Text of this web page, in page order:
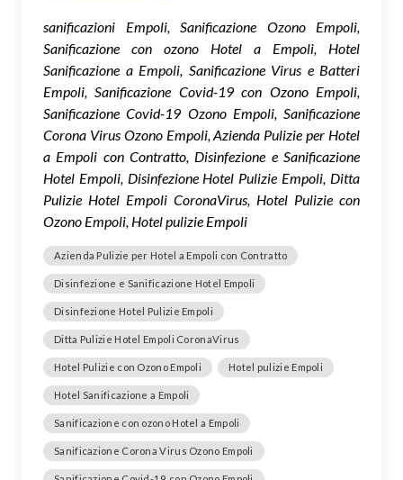
sanificazioni Empoli, Sanificazione Ozono Empoli,
Sanificazione con ozono Hotel a Empoli, Hotel
Sanificazione a Empoli, Sanificazione Virus e Batteri
Empoli, Sanificazione Covid-19 con Ozono Empoli,
Sanificazione Covid-19 Ozono Empoli, Sanificazione
Corona Virus Ozono Empoli, Azienda Pulizie per Hotel
a Empoli con Contratto, Disinfezione e Sanificazione
Hotel Empoli, Disinfezione Hotel Pulizie Empoli, Ditta
Pulizie Hotel Empoli CoronaVirus, Hotel Pulizie con
Ozono Empoli, Hotel pulizie Empoli
Azienda Pulizie per Hotel a Empoli con Contratto
Disinfezione e Sanificazione Hotel Empoli
Disinfezione Hotel Pulizie Empoli
Ditta Pulizie Hotel Empoli CoronaVirus
Hotel Pulizie con Ozono Empoli Hotel pulizie Empoli
Hotel Sanificazione a Empoli
Sanificazione con ozono Hotel a Empoli
Sanificazione Corona Virus Ozono Empoli